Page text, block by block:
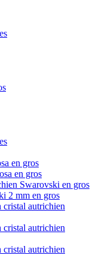
en gros
en gros
Swarovski en gros
2 mm en gros
cristal autrichien
cristal autrichien
cristal autrichien